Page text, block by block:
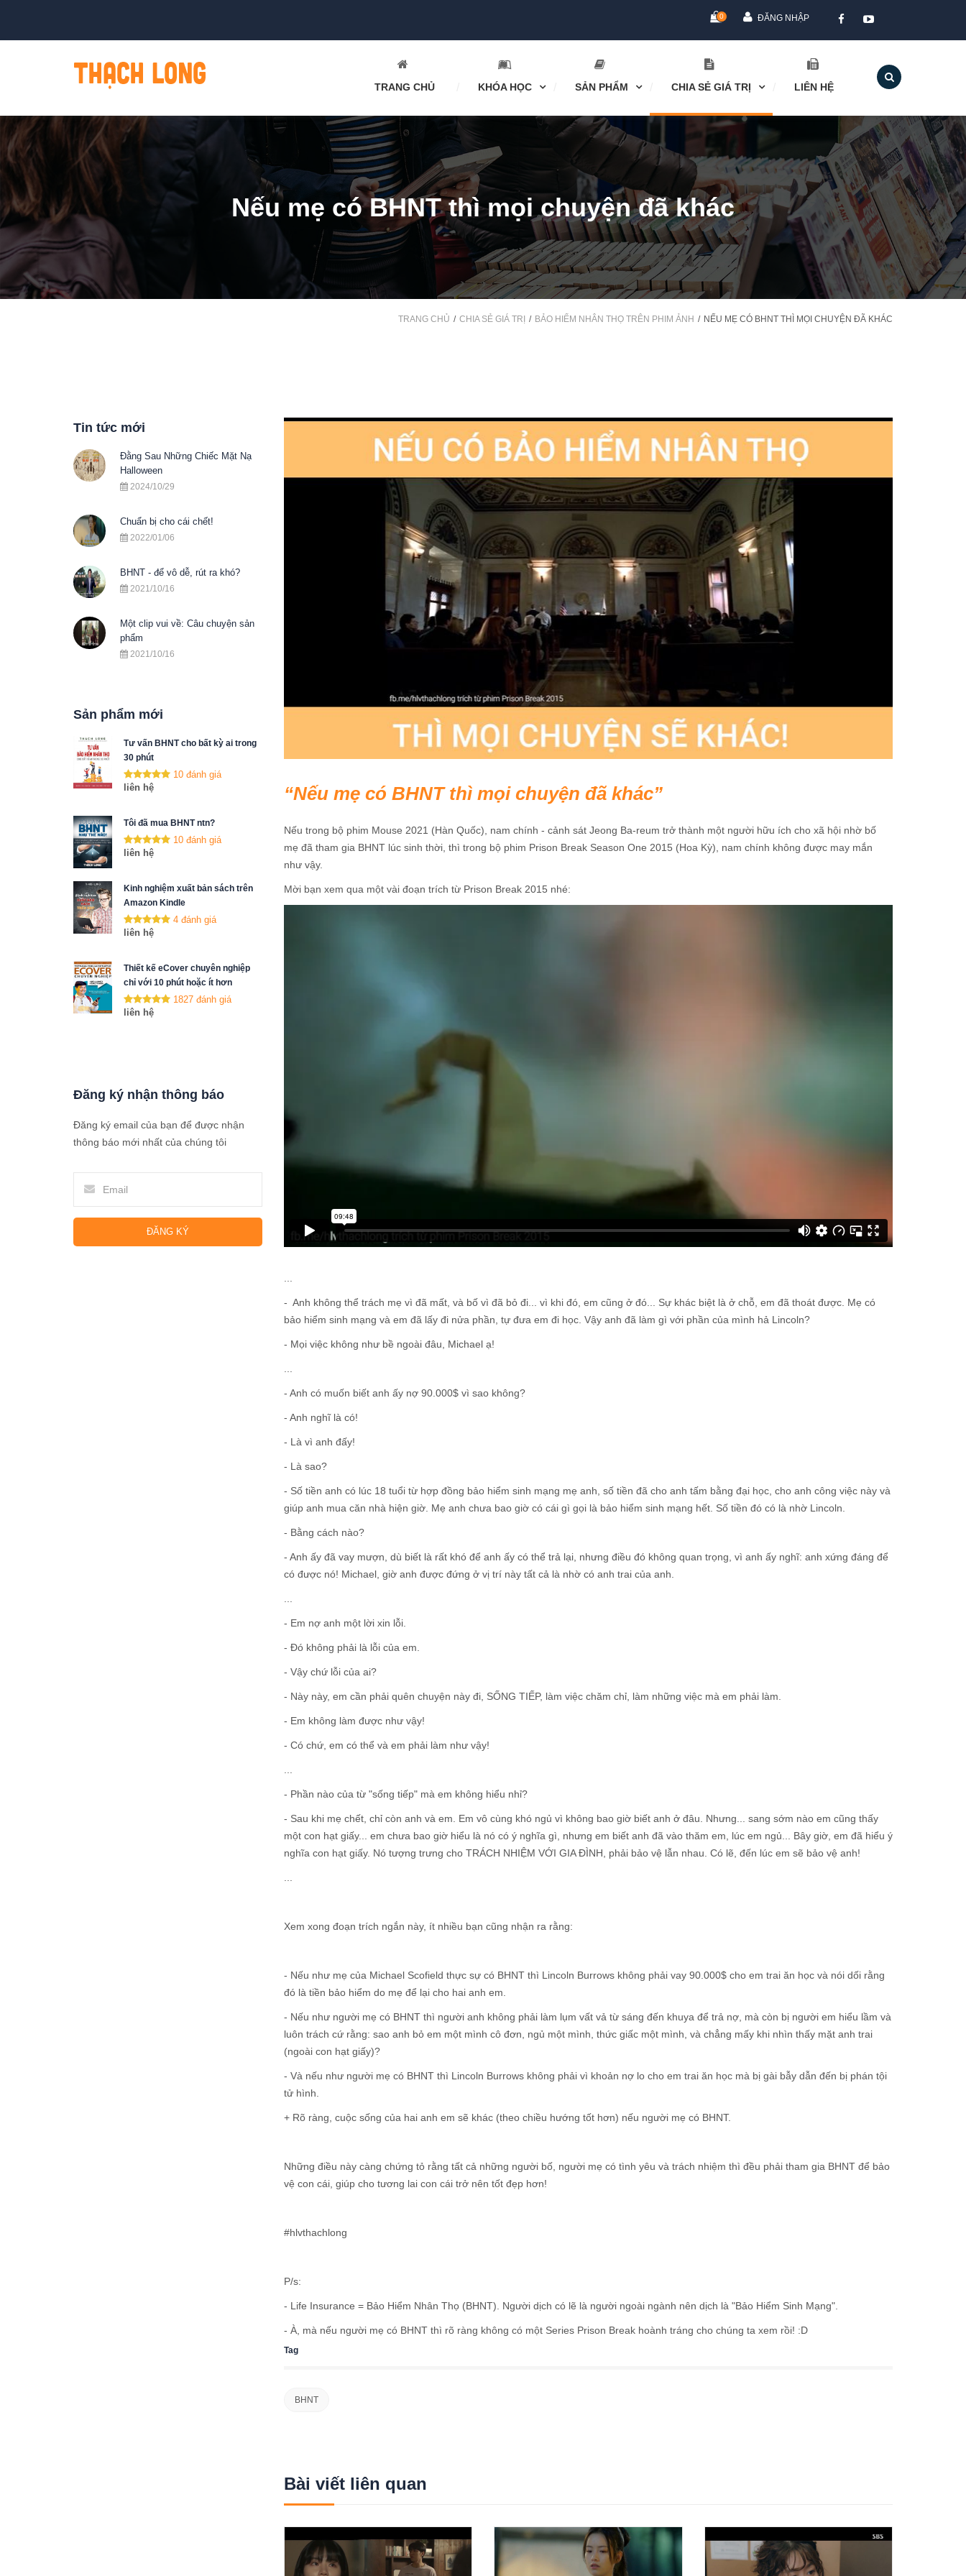
0 ĐĂNG NHẬP
TRANG CHỦ KHÓA HỌC SẢN PHẨM CHIA SẺ GIÁ TRỊ LIÊN HỆ
Nếu mẹ có BHNT thì mọi chuyện đã khác
TRANG CHỦ CHIA SẺ GIÁ TRỊ BẢO HIỂM NHÂN THỌ TRÊN PHIM ẢNH NẾU MẸ CÓ BHNT THÌ MỌI CHUYỆN ĐÃ KHÁC
Nếu mẹ có BHNT thì mọi chuyện đã khác
Nếu trong bộ phim Mouse 2021 (Hàn Quốc), nam chính - cảnh sát Jeong Ba-reum trở thành một người hữu ích cho xã hội nhờ bố
mẹ đã tham gia BHNT lúc sinh thời, thì trong bộ phim Prison Break Season One 2015 (Hoa Kỳ), nam chính không được may mắn
như vậy.
Mời bạn xem qua một vài đoạn trích từ Prison Break 2015 nhé:
...
- Anh không thể trách mẹ vì đã mất, và bố vì đã bỏ đi... vì khi đó, em cũng ở đó... Sự khác biệt là ở chỗ, em đã thoát được. Mẹ có
bảo hiểm sinh mạng và em đã lấy đi nửa phần, tự đưa em đi học. Vậy anh đã làm gì với phần của mình hả Lincoln?
- Mọi việc không như bề ngoài đâu, Michael ạ!
...
- Anh có muốn biết anh ấy nợ 90.000$ vì sao không?
- Anh nghĩ là có!
- Là vì anh đấy!
- Là sao?
- Số tiền anh có lúc 18 tuổi từ hợp đồng bảo hiểm sinh mạng mẹ anh, số tiền đã cho anh tấm bằng đại học, cho anh công việc này và
giúp anh mua căn nhà hiện giờ. Mẹ anh chưa bao giờ có cái gì gọi là bảo hiểm sinh mạng hết. Số tiền đó có là nhờ Lincoln.
- Bằng cách nào?
- Anh ấy đã vay mượn, dù biết là rất khó để anh ấy có thể trả lại, nhưng điều đó không quan trọng, vì anh ấy nghĩ: anh xứng đáng để
có được nó! Michael, giờ anh được đứng ở vị trí này tất cả là nhờ có anh trai của anh.
...
- Em nợ anh một lời xin lỗi.
- Đó không phải là lỗi của em.
- Vậy chứ lỗi của ai?
- Này này, em cần phải quên chuyện này đi, SỐNG TIẾP, làm việc chăm chỉ, làm những việc mà em phải làm.
- Em không làm được như vậy!
- Có chứ, em có thể và em phải làm như vậy!
...
- Phần nào của từ "sống tiếp" mà em không hiểu nhỉ?
- Sau khi mẹ chết, chỉ còn anh và em. Em vô cùng khó ngủ vì không bao giờ biết anh ở đâu. Nhưng... sang sớm nào em cũng thấy
một con hạt giấy... em chưa bao giờ hiểu là nó có ý nghĩa gì, nhưng em biết anh đã vào thăm em, lúc em ngủ... Bây giờ, em đã hiểu ý
nghĩa con hạt giấy. Nó tượng trưng cho TRÁCH NHIỆM VỚI GIA ĐÌNH, phải bảo vệ lẫn nhau. Có lẽ, đến lúc em sẽ bảo vệ anh!
...
Xem xong đoạn trích ngắn này, ít nhiều bạn cũng nhận ra rằng:
- Nếu như mẹ của Michael Scofield thực sự có BHNT thì Lincoln Burrows không phải vay 90.000$ cho em trai ăn học và nói dối rằng
đó là tiền bảo hiểm do mẹ để lại cho hai anh em.
- Nếu như người mẹ có BHNT thì người anh không phải làm lụm vất vả từ sáng đến khuya để trả nợ, mà còn bị người em hiểu lầm và
luôn trách cứ rằng: sao anh bỏ em một mình cô đơn, ngủ một mình, thức giấc một mình, và chẳng mấy khi nhìn thấy mặt anh trai
(ngoài con hạt giấy)?
- Và nếu như người mẹ có BHNT thì Lincoln Burrows không phải vì khoản nợ lo cho em trai ăn học mà bị gài bẫy dẫn đến bị phán tội
tử hình.
+ Rõ ràng, cuộc sống của hai anh em sẽ khác (theo chiều hướng tốt hơn) nếu người mẹ có BHNT.
Những điều này càng chứng tỏ rằng tất cả những người bố, người mẹ có tình yêu và trách nhiệm thì đều phải tham gia BHNT để bảo
vệ con cái, giúp cho tương lai con cái trở nên tốt đẹp hơn!
#hlvthachlong
P/s:
- Life Insurance = Bảo Hiểm Nhân Thọ (BHNT). Người dịch có lẽ là người ngoài ngành nên dịch là "Bảo Hiểm Sinh Mạng".
- À, mà nếu người mẹ có BHNT thì rõ ràng không có một Series Prison Break hoành tráng cho chúng ta xem rồi! :D
Tag
BHNT
Bài viết liên quan
Tin tức mới
Đằng Sau Những Chiếc Mặt Nạ
Halloween
2024/10/29
Chuẩn bị cho cái chết!
2022/01/06
BHNT - để vô dễ, rút ra khó?
2021/10/16
Một clip vui về: Câu chuyện sản
phẩm
2021/10/16
Sản phẩm mới
Tư vấn BHNT cho bất kỳ ai trong
30 phút
10 đánh giá
liên hệ
Tôi đã mua BHNT ntn?
10 đánh giá
liên hệ
Kinh nghiệm xuất bản sách trên
Amazon Kindle
4 đánh giá
liên hệ
Thiết kế eCover chuyên nghiệp
chỉ với 10 phút hoặc ít hơn
1827 đánh giá
liên hệ
Đăng ký nhận thông báo
Đăng ký email của bạn để được nhận
thông báo mới nhất của chúng tôi
ĐĂNG KÝ